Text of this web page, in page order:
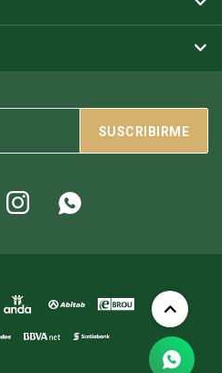
SUSCRIBIRME
 